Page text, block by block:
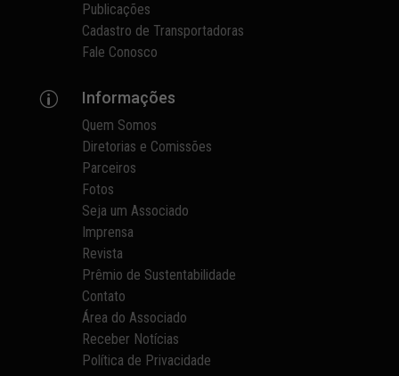
Publicações
Cadastro de Transportadoras
Fale Conosco
p Informações
Quem Somos
Diretorias e Comissões
Parceiros
Fotos
Seja um Associado
Imprensa
Revista
Prêmio de Sustentabilidade
Contato
Área do Associado
Receber Notícias
Política de Privacidade